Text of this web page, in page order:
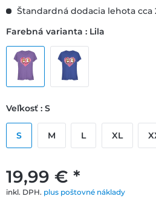
19,99 € *
inkl. DPH. plus poštovné náklady
Štandardná dodacia lehota cca
Farebná varianta : Lila
Veľkosť : S
S M L XL